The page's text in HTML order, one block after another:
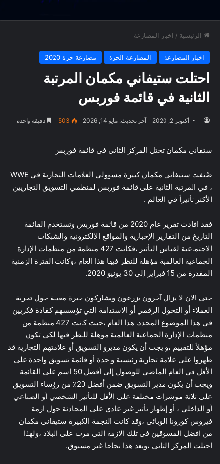
الرئيسية / اخبار المصارعة
اخبار المصارعة المصارعة الحرة مصارعة حرة 2020
احتلت ستيفاني مكمان المرتبة
الثانية في قائمة فوربس
أكتوبر 2, 2020 آخر تحديث: مايو 14, 2026 503 دقيقة واحدة
ستفانى مكمان تحتل المركز الثانى فى قائمة فوربس
صُنفت ستيفاني مكمان كبيرة مسؤولي العلامات التجارية في WWE
، في المرتبة الثانية على قائمة فوربس لمنظمي التسويق التجاريين
الأكثر تأثيراً في العالم .
فقد افادت تقرير عام 2020 من قائمة فوربس وتستخدم القائمة
التاريخ من التقارير الإخبارية والمواقع الإلكترونية والشبكات
الاجتماعية لقياس التأثير ،فكانت 427 منظمة من منظمات الإدارة
الجماعية العالمية مؤهلة للنظر فيها هذا العام ،وكانت الفترة الزمنية
المقدرة من 15 فبراير إلى 30 يونيو 2020.
حتى الان لا يزال آخرون يزرعون ويشاركون خبرة معينة حول تجربة
العملاء أو التحول الرقمي أو الاستدامة التي تؤسسهم كقادة فكريين
في هذا الموضوع المحدد. هذا العام ،حيث كانت 427 منظمة من
منظمات الإدارة الجماعية العالمية مؤهلة للنظر فيها لكي تكون
مؤهلاً للتقييم ،و يجب أن يكون مديرو التسويق أو علامتهم التجارية قد
ظهروا على علامة تجارية رئيسية واحدة أو قائمة تسويق واحدة على
الأقل في العام الماضي للوصول إلى أفضل 50 اسم على القائمة
ويجب أن يكون مدير التسويق ضمن أفضل 20٪ من رؤساء التسويق
على ثلاثة مؤشرات مختلفة على الأقل للتأثير الشخصي أو الصناعي
أو الداخلي ، أو إظهار تأثير غير عادي على المحادثة حول ازمة
فيروس كورونا الوبائى ،وقد كانت النجمة الكبيرة ستيفانى مكمان
من افضل المسوقين فى تلك الازمة التى مرت على البلاد ،ولهذا
احتلت المركز الثانى ،ويعد هذا نجاحا غير مسبوق.